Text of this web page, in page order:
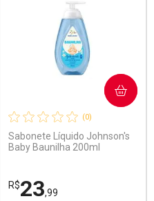
(0)
Sabonete Líquido Johnson's
Baby Baunilha 200ml
R$23,99
COMPRAR